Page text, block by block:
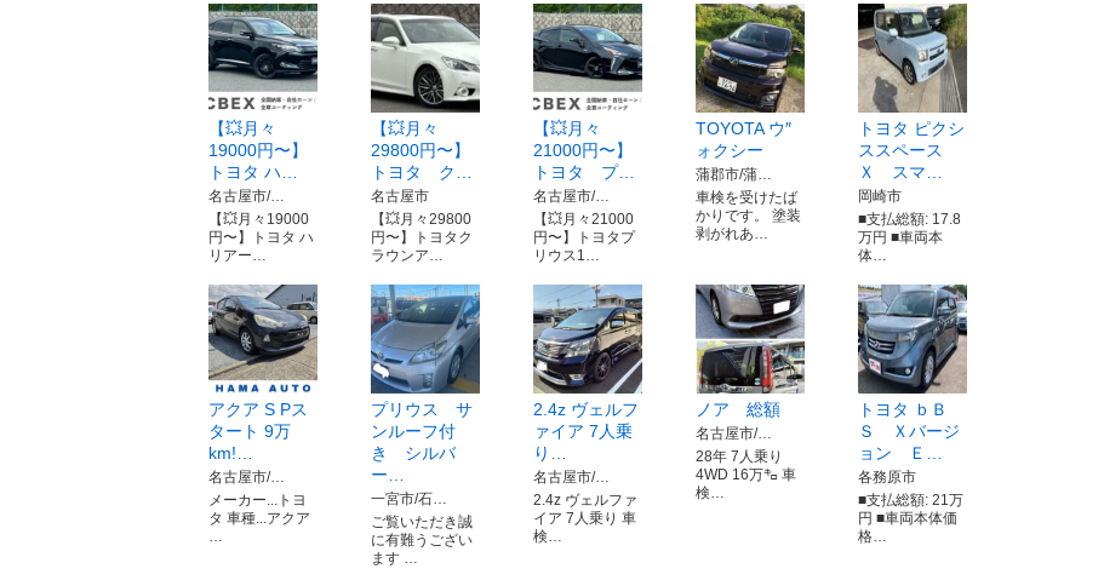
【💥月々
19000円〜】
トヨタ ハ…
名古屋市/…
【💥月々19000
円〜】トヨタ ハ
リアー…
【💥月々
29800円〜】
トヨタ ク…
名古屋市
【💥月々29800
円〜】トヨタク
ラウンア…
【💥月々
21000円〜】
トヨタ プ…
名古屋市/…
【💥月々21000
円〜】トヨタプ
リウス1…
TOYOTA ウ″
ォクシー
蒲郡市/蒲…
車検を受けたば
かりです。 塗装
剥がれあ…
トヨタ ピクシ
ススペース
Ｘ スマ…
岡崎市
■支払総額: 17.8
万円 ■車両本
体…
アクア S Pス
タート 9万
km!…
名古屋市/…
メーカー...トヨ
タ 車種...アクア
…
プリウス サ
ンルーフ付
き シルバ
ー…
一宮市/石…
ご覧いただき誠
に有難うござい
ます …
2.4z ヴェルフ
ァイア 7人乗
り…
名古屋市/…
2.4z ヴェルファ
イア 7人乗り 車
検…
ノア 総額
名古屋市/…
28年 7人乗り
4WD 16万㌔ 車
検…
トヨタ ｂＢ
Ｓ Ｘバージ
ョン Ｅ…
各務原市
■支払総額: 21万
円 ■車両本体価
格…